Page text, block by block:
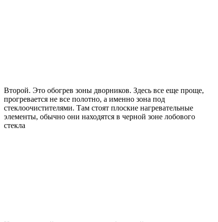
Второй. Это обогрев зоны дворников. Здесь все еще проще,
прогревается не все полотно, а именно зона под
стеклоочистителями. Там стоят плоские нагревательные
элементы, обычно они находятся в черной зоне лобового
стекла